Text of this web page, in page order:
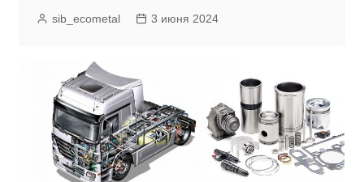
sib_ecometal 3 июня 2024